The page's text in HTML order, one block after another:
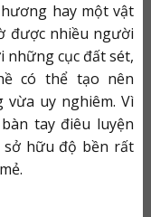
hay một vật
được nhiều người
những cục đất sét,
có thể tạo nên
uy nghiêm. Vì
tay điêu luyện
sở hữu độ bền rất